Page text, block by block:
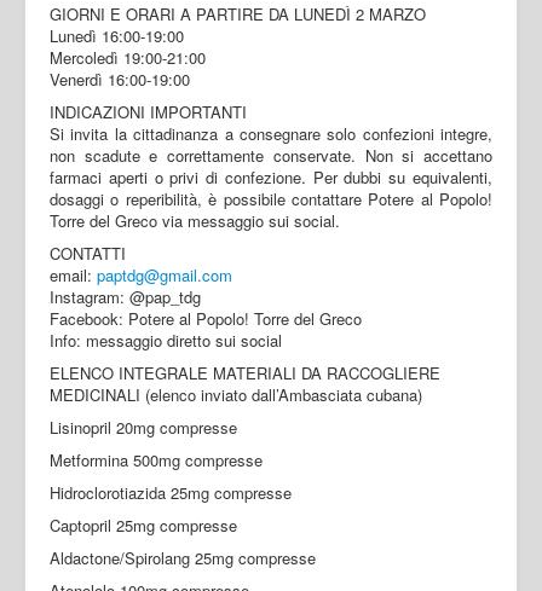
GIORNI E ORARI A PARTIRE DA LUNEDÌ 2 MARZO
Lunedì 16:00-19:00
Mercoledì 19:00-21:00
Venerdì 16:00-19:00
INDICAZIONI IMPORTANTI
Si invita la cittadinanza a consegnare solo confezioni integre,
non scadute e correttamente conservate. Non si accettano
farmaci aperti o privi di confezione. Per dubbi su equivalenti,
dosaggi o reperibilità, è possibile contattare Potere al Popolo!
Torre del Greco via messaggio sui social.
CONTATTI
email: paptdg@gmail.com
Instagram: @pap_tdg
Facebook: Potere al Popolo! Torre del Greco
Info: messaggio diretto sui social
ELENCO INTEGRALE MATERIALI DA RACCOGLIERE
MEDICINALI (elenco inviato dall’Ambasciata cubana)
Lisinopril 20mg compresse
Metformina 500mg compresse
Hidroclorotiazida 25mg compresse
Captopril 25mg compresse
Aldactone/Spirolang 25mg compresse